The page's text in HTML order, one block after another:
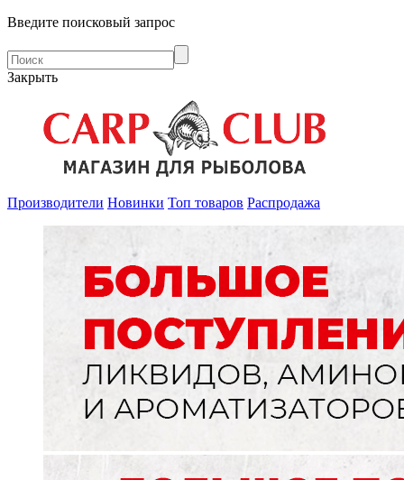
Введите поисковый запрос
Закрыть
Производители Новинки Топ товаров Распродажа